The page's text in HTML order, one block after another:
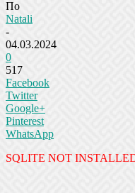
По
Natali
-
04.03.2024
0
517
Facebook
Twitter
Google+
Pinterest
WhatsApp
SQLITE NOT